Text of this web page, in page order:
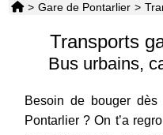
> Gare de Pontarlier >
Transports
Bus urbains,
Besoin de bouger
Pontarlier ? On t’a